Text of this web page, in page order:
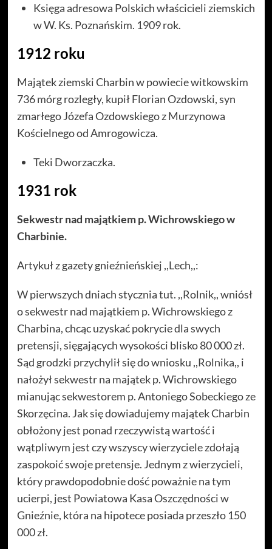
Księga adresowa Polskich właścicieli ziemskich
w W. Ks. Poznańskim. 1909 rok.
1912 roku
Majątek ziemski Charbin w powiecie witkowskim
736 mórg rozległy, kupił Florian Ozdowski, syn
zmarłego Józefa Ozdowskiego z Murzynowa
Kościelnego od Amrogowicza.
Teki Dworzaczka.
1931 rok
Sekwestr nad majątkiem p. Wichrowskiego w
Charbinie.
Artykuł z gazety gnieźnieńskiej ,,Lech,,:
W pierwszych dniach stycznia tut. ,,Rolnik,, wniósł
o sekwestr nad majątkiem p. Wichrowskiego z
Charbina, chcąc uzyskać pokrycie dla swych
pretensji, sięgających wysokości blisko 80 000 zł.
Sąd grodzki przychylił się do wniosku ,,Rolnika,, i
nałożył sekwestr na majątek p. Wichrowskiego
mianując sekwestorem p. Antoniego Sobeckiego ze
Skorzęcina. Jak się dowiadujemy majątek Charbin
obłożony jest ponad rzeczywistą wartość i
wątpliwym jest czy wszyscy wierzyciele zdołają
zaspokoić swoje pretensje. Jednym z wierzycieli,
który prawdopodobnie dość poważnie na tym
ucierpi, jest Powiatowa Kasa Oszczędności w
Gnieźnie, która na hipotece posiada przeszło 150
000 zł.